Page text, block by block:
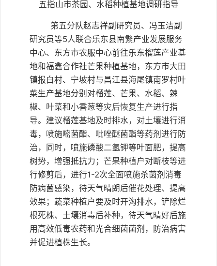
五指山市茶园、水稻种植基地调研指导
第五分队赵志祥副研究员、冯玉洁副
研究员等5人联合乐东县南繁产业发展服务
中心、东方市农服中心前往乐东榴莲产业基
地和福鑫合作社芒果种植基地，东方市大田
镇报白村、宁坡村与昌江县海尾镇南罗村叶
菜生产基地分别对榴莲、芒果、水稻、辣
椒、叶菜和小香葱等灾后恢复生产进行指
导。建议榴莲基地及时排水，对土壤进行消
毒，喷施嘧菌酯、吡唑醚菌酯等药剂进行防
治，同时，喷施磷酸二氢钾等叶面肥，提高
树势，增强抵抗力；芒果种植户对断枝等进
行修剪后，进行1-2次全面喷施杀菌剂消毒
防病菌感染，待天气晴朗后催花处理、提高
效果；蔬菜种植户要及时开沟排水，铲除烂
根死株、土壤消毒后补种，待天气晴好后施
用高效低毒农药和光合细菌菌剂，防治病害
并促进植株生长。